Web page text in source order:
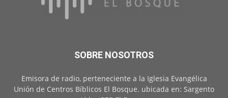
SOBRE NOSOTROS
Emisora de radio, perteneciente a la Iglesia Evangélica
Unión de Centros Bíblicos El Bosque. ubicada en: Sargento